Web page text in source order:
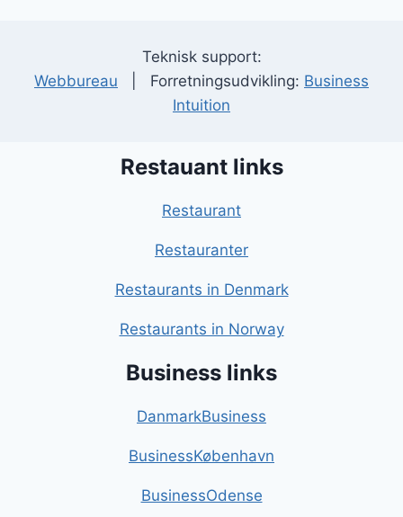
Teknisk support:
Webbureau | Forretningsudvikling: Business
Intuition
Restauant links
Restaurant
Restauranter
Restaurants in Denmark
Restaurants in Norway
Business links
DanmarkBusiness
BusinessKøbenhavn
BusinessOdense